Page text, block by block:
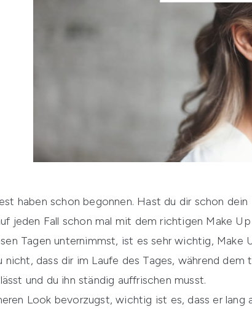
haben schon begonnen. Hast du dir schon dein
jeden Fall schon mal mit dem richtigen Make
Tagen unternimmst, ist es sehr wichtig, Make
dass dir im Laufe des Tages, während dem
und du ihn ständig auffrischen musst.
Look bevorzugst, wichtig ist es, dass er lang